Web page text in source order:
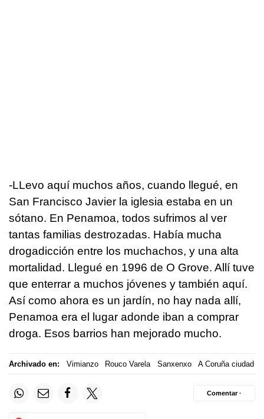
-LLevo aquí muchos años, cuando llegué, en
San Francisco Javier la iglesia estaba en un
sótano. En Penamoa, todos sufrimos al ver
tantas familias destrozadas. Había mucha
drogadicción entre los muchachos, y una alta
mortalidad. Llegué en 1996 de O Grove. Allí tuve
que enterrar a muchos jóvenes y también aquí.
Así como ahora es un jardín, no hay nada allí,
Penamoa era el lugar adonde iban a comprar
droga. Esos barrios han mejorado mucho.
Archivado en: Vimianzo Rouco Varela Sanxenxo A Coruña ciudad
Comentar ·